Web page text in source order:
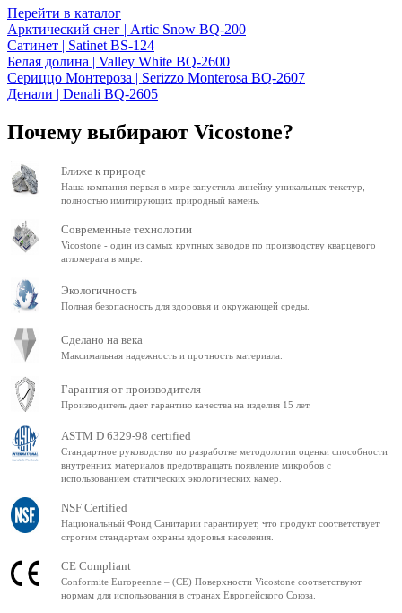
Перейти в каталог
Арктический снег | Artic Snow BQ-200
Сатинет | Satinet BS-124
Белая долина | Valley White BQ-2600
Сериццо Монтероза | Serizzo Monterosa BQ-2607
Денали | Denali BQ-2605
Почему выбирают Vicostone?
Ближе к природе
Наша компания первая в мире запустила линейку уникальных текстур,
полностью имитирующих природный камень.
Современные технологии
Vicostone - один из самых крупных заводов по производству кварцевого
агломерата в мире.
Экологичность
Полная безопасность для здоровья и окружающей среды.
Сделано на века
Максимальная надежность и прочность материала.
Гарантия от производителя
Производитель дает гарантию качества на изделия 15 лет.
ASTM D 6329-98 certified
Стандартное руководство по разработке методологии оценки способности
внутренних материалов предотвращать появление микробов с
использованием статических экологических камер.
NSF Certified
Национальный Фонд Санитарии гарантирует, что продукт соответствует
строгим стандартам охраны здоровья населения.
CE Compliant
Conformite Europeenne – (CE) Поверхности Vicostone соответствуют
нормам для использования в странах Европейского Союза.